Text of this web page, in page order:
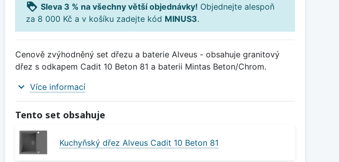
loyalty Sleva 3 % na všechny větší objednávky! Objednejte alespoň
za 8 000 Kč a v košíku zadejte kód MINUS3.
Cenově zvýhodněný set dřezu a baterie Alveus - obsahuje granitový
dřez s odkapem Cadit 10 Beton 81 a baterii Mintas Beton/Chrom.
expand_more Více informací
Tento set obsahuje
Kuchyňský dřez Alveus Cadit 10 Beton 81